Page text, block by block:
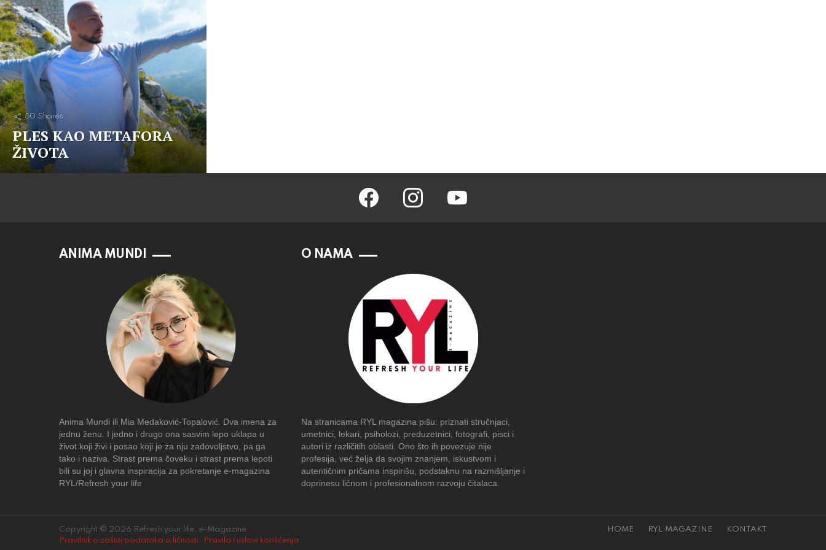
50 Shares
PLES KAO METAFORA
ŽIVOTA
facebook instagram youtube
ANIMA MUNDI
Anima Mundi ili Mia Medaković-Topalović. Dva imena za
jednu ženu. I jedno i drugo ona sasvim lepo uklapa u
život koji živi i posao koji je za nju zadovoljstvo, pa ga
tako i naziva. Strast prema čoveku i strast prema lepoti
bili su joj i glavna inspiracija za pokretanje e-magazina
RYL/Refresh your life
O NAMA
Na stranicama RYL magazina pišu: priznati stručnjaci,
umetnici, lekari, psiholozi, preduzetnici, fotografi, pisci i
autori iz različitih oblasti. Ono što ih povezuje nije
profesija, već želja da svojim znanjem, iskustvom i
autentičnim pričama inspirišu, podstaknu na razmišljanje i
doprinesu ličnom i profesionalnom razvoju čitalaca.
Copyright © 2026 Refresh your life, e-Magazine.
Pravilnik o zaštiti podataka o ličnosti . Pravila i uslovi korišćenja .
HOME RYL MAGAZINE KONTAKT